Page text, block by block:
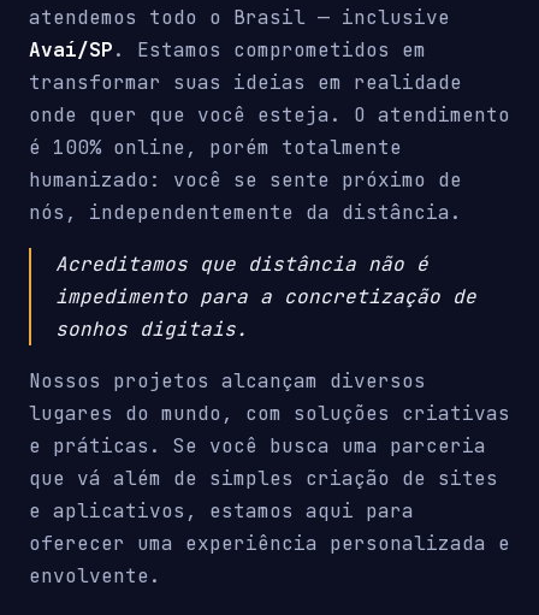
atendemos todo o Brasil — inclusive
Avaí/SP. Estamos comprometidos em
transformar suas ideias em realidade
onde quer que você esteja. O atendimento
é 100% online, porém totalmente
humanizado: você se sente próximo de
nós, independentemente da distância.
Acreditamos que distância não é
impedimento para a concretização de
sonhos digitais.
Nossos projetos alcançam diversos
lugares do mundo, com soluções criativas
e práticas. Se você busca uma parceria
que vá além de simples criação de sites
e aplicativos, estamos aqui para
oferecer uma experiência personalizada e
envolvente.